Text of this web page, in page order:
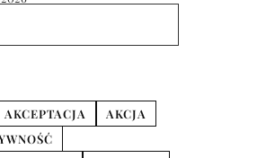
AKCEPTACJA
AKCJA